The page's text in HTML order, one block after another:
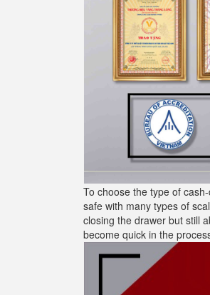
To choose the type of
safe with many types of
closing the drawer but still
become quick in the